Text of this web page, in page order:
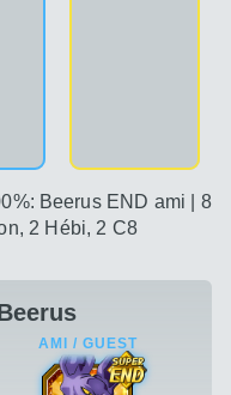
Beerus END ami | 8
2 Hébi, 2 C8